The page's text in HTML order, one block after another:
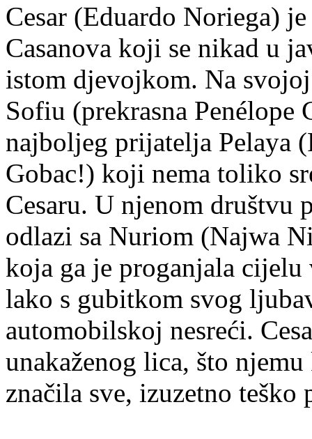
Cesar (Eduardo Noriega)
Casanova koji se nikad u
istom djevojkom. Na
Sofiu (prekrasna
najboljeg prijatelja Pelaya
Gobac!) koji nema toliko
Cesaru. U njenom društvu
odlazi sa Nuriom (Najwa
koja ga je proganjala
lako s gubitkom svog
automobilskoj nesreći.
unakaženog lica, što
značila sve, izuzetno